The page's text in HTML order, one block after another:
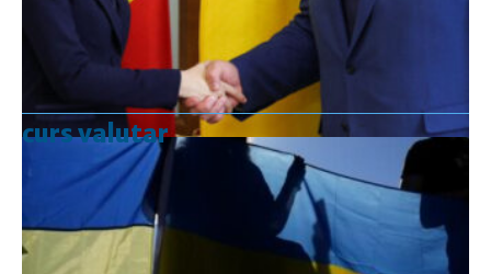
curs valutar
Curs valutar: 07 Aug 2026
EUR: 5,2554 RON
+0,0041 ▲
USD: 4,5584 RON
+0,0077 ▲